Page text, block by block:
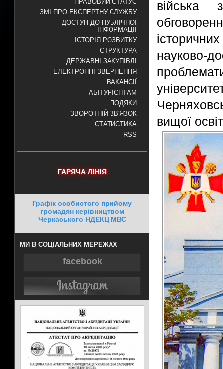
ПРАВОВИЙ СТАТУС
ЗМІ ПРО ЕКСПЕРТНУ СЛУЖБУ
ДОСТУП ДО ПУБЛІЧНОЇ
ІНФОРМАЦІЇ
ІСТОРІЯ РОЗВИТКУ
СТРУКТУРА
ДЕРЖАВНІ ЗАКУПІВЛІ
ЕЛЕКТРОННІ ЗВЕРНЕННЯ
ВАКАНСІЇ
АБІТУРІЄНТАМ
ПОДЯКИ
ЗВОРОТНІЙ ЗВ'ЯЗОК
СТАТИСТИКА
RSS
ГАРЯЧА ЛІНІЯ
Графік особистого прийому
громадян керівництвом
Черкаського НДЕКЦ МВС
МИ В СОЦІАЛЬНИХ МЕРЕЖАХ
facebook
війська
науково-
вищої